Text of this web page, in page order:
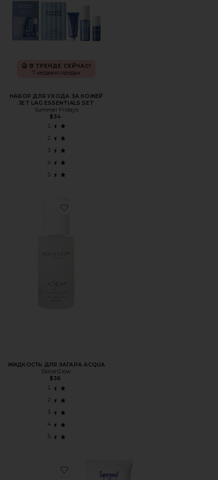
В ТРЕНДЕ СЕЙЧАС!
7 недавно продан
НАБОР ДЛЯ УХОДА ЗА КОЖЕЙ
JET LAG ESSENTIALS SET
Summer Fridays
$34
Favorite ЖИДКОСТЬ ДЛЯ ЗАГАРА ACQUA
ЖИДКОСТЬ ДЛЯ ЗАГАРА ACQUA
Dolce Glow
$36
Favorite СОЛНЦЕЗАЩИТНЫЙ КРЕМ UNSEEN